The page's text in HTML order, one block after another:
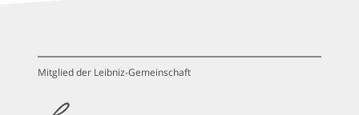
Mitglied der Leibniz-Gemeinschaft